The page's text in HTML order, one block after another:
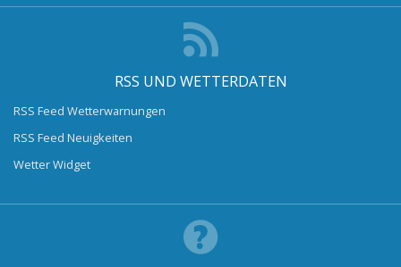
RSS UND WETTERDATEN
RSS Feed Wetterwarnungen
RSS Feed Neuigkeiten
Wetter Widget